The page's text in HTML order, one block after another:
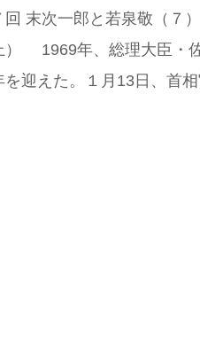
回 末次一郎と若泉敬（７
） 1969年、総理大臣・
を迎えた。１月13日、首